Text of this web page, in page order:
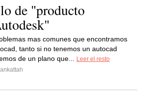
de "producto
mas comunes que encontramos
tanto si no tenemos un autocad
de un plano que...
Leer el resto